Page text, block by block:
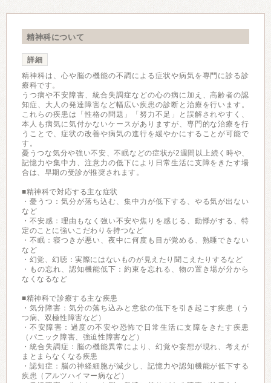
精神科について
詳細
精神科は、心や脳の機能の不調による症状や病気を専門に診る診
療科です。
うつ病や不安障害、統合失調症などの心の病に加え、高齢者の認
知症、大人の発達障害など幅広い疾患の診断と治療を行います。
これらの疾患は「性格の問題」「努力不足」と誤解されやすく、
本人も病気に気付かないケースがありますが、専門的な治療を行
うことで、症状の改善や病気の進行を緩やかにすることが可能で
す。
憂うつな気分や強い不安、不眠などの症状が2週間以上続く時や、
記憶力や集中力、注意力の低下により日常生活に支障をきたす場
合は、早期の受診が推奨されます。
■精神科で対応する主な症状
・憂うつ：気分が落ち込む、集中力が低下する、やる気が出ない
など
・不安感：理由もなく強い不安や焦りを感じる、動悸がする、特
定のことに強いこだわりを持つなど
・不眠：寝つきが悪い、夜中に何度も目が覚める、熟睡できない
など
・幻覚、幻聴：実際にはないものが見えたり聞こえたりするなど
・もの忘れ、認知機能低下：約束を忘れる、物の置き場が分から
なくなるなど
■精神科で診療する主な疾患
・気分障害：気分の落ち込みと意欲の低下を引き起こす疾患（う
つ病、双極性障害など）
・不安障害：過度の不安や恐怖で日常生活に支障をきたす疾患
（パニック障害、強迫性障害など）
・統合失調症：脳の機能異常により、幻覚や妄想が現れ、考えが
まとまらなくなる疾患
・認知症：脳の神経細胞が減少し、記憶力や認知機能が低下する
疾患（アルツハイマー病など）